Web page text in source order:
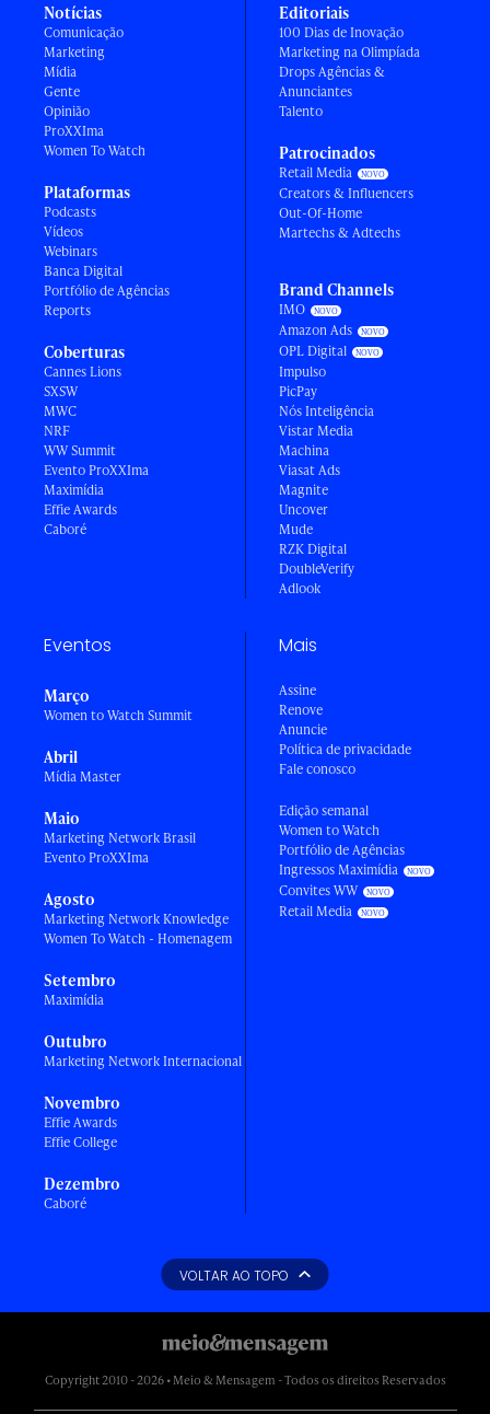
Notícias
Comunicação
Marketing
Mídia
Gente
Opinião
ProXXIma
Women To Watch
Plataformas
Podcasts
Vídeos
Webinars
Banca Digital
Portfólio de Agências
Reports
Coberturas
Cannes Lions
SXSW
MWC
NRF
WW Summit
Evento ProXXIma
Maximídia
Effie Awards
Caboré
Editoriais
100 Dias de Inovação
Marketing na Olimpíada
Drops Agências &
Anunciantes
Talento
Patrocinados
Retail Media
Creators & Influencers
Out-Of-Home
Martechs & Adtechs
Brand Channels
IMO
Amazon Ads
OPL Digital
Impulso
PicPay
Nós Inteligência
Vistar Media
Machina
Viasat Ads
Magnite
Uncover
Mude
RZK Digital
DoubleVerify
Adlook
Eventos
Março
Women to Watch Summit
Abril
Mídia Master
Maio
Marketing Network Brasil
Evento ProXXIma
Agosto
Marketing Network Knowledge
Women To Watch - Homenagem
Setembro
Maximídia
Outubro
Marketing Network Internacional
Novembro
Effie Awards
Effie College
Dezembro
Caboré
Mais
Assine
Renove
Anuncie
Política de privacidade
Fale conosco
Edição semanal
Women to Watch
Portfólio de Agências
Ingressos Maximídia
Convites WW
Retail Media
VOLTAR AO TOPO
Copyright 2010 - 2026 • Meio & Mensagem - Todos os direitos Reservados